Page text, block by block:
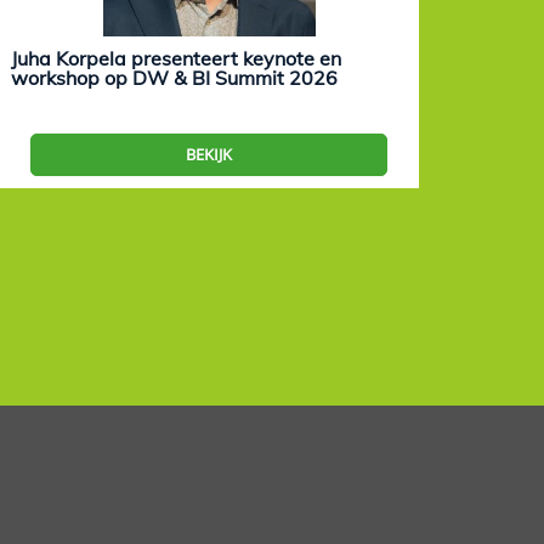
Juha Korpela presenteert keynote en
workshop op DW & BI Summit 2026
BEKIJK